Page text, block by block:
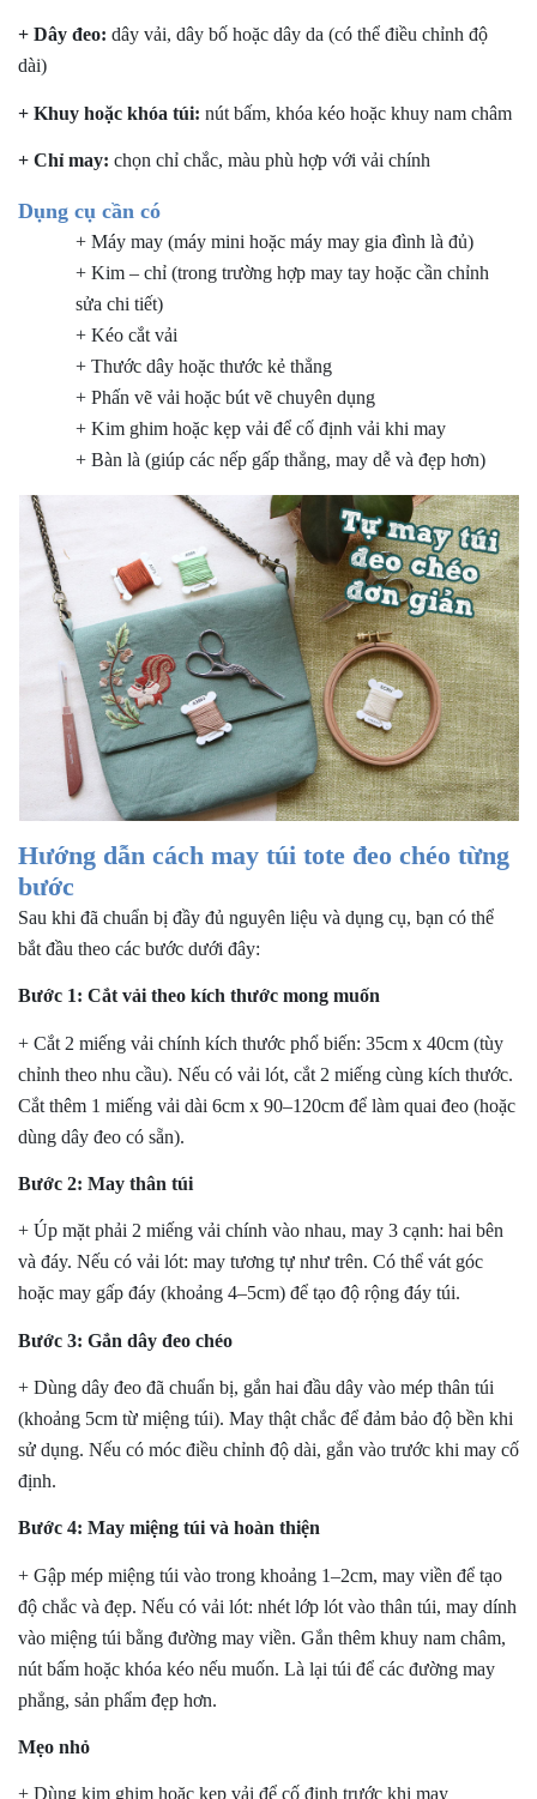
+ Dây đeo: dây vải, dây bố hoặc dây da (có thể điều chỉnh độ
dài)
+ Khuy hoặc khóa túi: nút bấm, khóa kéo hoặc khuy nam châm
+ Chỉ may: chọn chỉ chắc, màu phù hợp với vải chính
Dụng cụ cần có
+ Máy may (máy mini hoặc máy may gia đình là đủ)
+ Kim – chỉ (trong trường hợp may tay hoặc cần chỉnh
sửa chi tiết)
+ Kéo cắt vải
+ Thước dây hoặc thước kẻ thẳng
+ Phấn vẽ vải hoặc bút vẽ chuyên dụng
+ Kim ghim hoặc kẹp vải để cố định vải khi may
+ Bàn là (giúp các nếp gấp thẳng, may dễ và đẹp hơn)
Hướng dẫn cách may túi tote đeo chéo từng
bước
Sau khi đã chuẩn bị đầy đủ nguyên liệu và dụng cụ, bạn có thể
bắt đầu theo các bước dưới đây:
Bước 1: Cắt vải theo kích thước mong muốn
+ Cắt 2 miếng vải chính kích thước phổ biến: 35cm x 40cm (tùy
chỉnh theo nhu cầu). Nếu có vải lót, cắt 2 miếng cùng kích thước.
Cắt thêm 1 miếng vải dài 6cm x 90–120cm để làm quai đeo (hoặc
dùng dây đeo có sẵn).
Bước 2: May thân túi
+ Úp mặt phải 2 miếng vải chính vào nhau, may 3 cạnh: hai bên
và đáy. Nếu có vải lót: may tương tự như trên. Có thể vát góc
hoặc may gấp đáy (khoảng 4–5cm) để tạo độ rộng đáy túi.
Bước 3: Gắn dây đeo chéo
+ Dùng dây đeo đã chuẩn bị, gắn hai đầu dây vào mép thân túi
(khoảng 5cm từ miệng túi). May thật chắc để đảm bảo độ bền khi
sử dụng. Nếu có móc điều chỉnh độ dài, gắn vào trước khi may cố
định.
Bước 4: May miệng túi và hoàn thiện
+ Gập mép miệng túi vào trong khoảng 1–2cm, may viền để tạo
độ chắc và đẹp. Nếu có vải lót: nhét lớp lót vào thân túi, may dính
vào miệng túi bằng đường may viền. Gắn thêm khuy nam châm,
nút bấm hoặc khóa kéo nếu muốn. Là lại túi để các đường may
phẳng, sản phẩm đẹp hơn.
Mẹo nhỏ
+ Dùng kim ghim hoặc kẹp vải để cố định trước khi may